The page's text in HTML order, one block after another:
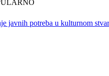
javnih potreba u kulturnom